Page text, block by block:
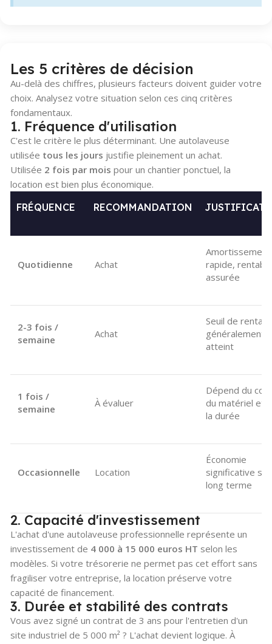
Les 5 critères de décision
Au-delà des chiffres, plusieurs facteurs doivent guider votre
choix. Analysez votre situation selon ces cinq critères
fondamentaux.
1. Fréquence d'utilisation
C'est le critère le plus déterminant. Une autolaveuse
utilisée tous les jours justifie pleinement un achat.
Utilisée 2 fois par mois pour un chantier ponctuel, la
location est bien plus économique.
FRÉQUENCE
RECOMMANDATION
Quotidienne Achat
Amortissement
rapide,
assurée
2-3 fois /
semaine
Achat
Seuil de
généralement
atteint
1 fois /
semaine
À évaluer
Dépend du coût
du matériel et
la durée
Occasionnelle Location
Économie
significative
long terme
2. Capacité d'investissement
L'achat d'une autolaveuse professionnelle représente un
investissement de 4 000 à 15 000 euros HT selon les
modèles. Si votre trésorerie ne permet pas cet effort sans
fragiliser votre entreprise, la location préserve votre
capacité de financement.
3. Durée et stabilité des contrats
Vous avez signé un contrat de 3 ans pour l'entretien d'un
site industriel de 5 000 m² ? L'achat devient logique. À